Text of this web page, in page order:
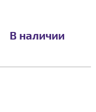
В наличии